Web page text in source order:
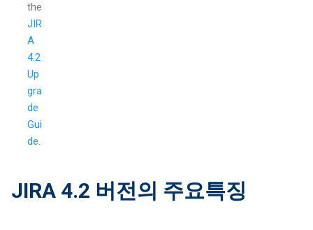
the
JIR
A
4.2
Up
gra
de
Gui
de
JIRA 4.2 버전의 주요특징